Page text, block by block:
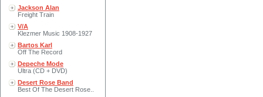
Jackson Alan
Freight Train
V/A
Klezmer Music 1908-1927
Bartos Karl
Off The Record
Depeche Mode
Ultra (CD + DVD)
Desert Rose Band
Best Of The Desert Rose..